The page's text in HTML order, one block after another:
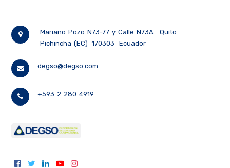
Mariano Pozo N73-77 y Calle N73A
Quito
Pichincha (EC)
170303 Ecuador
degso@degso.com
+593 2 280 4919